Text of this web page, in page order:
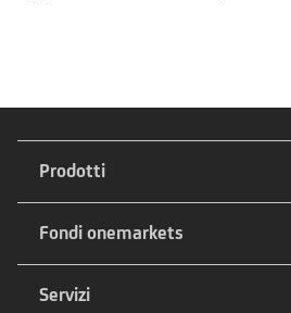
Prodotti
Fondi onemarkets
Servizi